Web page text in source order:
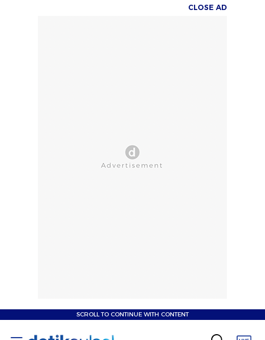
CLOSE AD
SCROLL TO CONTINUE WITH CONTENT